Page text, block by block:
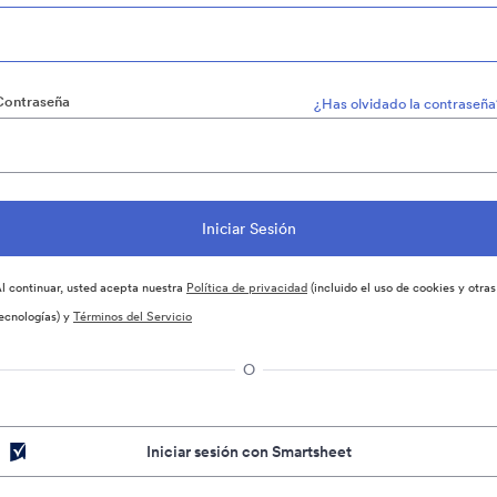
¿Has olvidado la
continuar, usted acepta nuestra Política de privacidad(incluido el uso de cookies y otras
yTérminos del Servicio
O
Iniciar sesión con Smartsheet